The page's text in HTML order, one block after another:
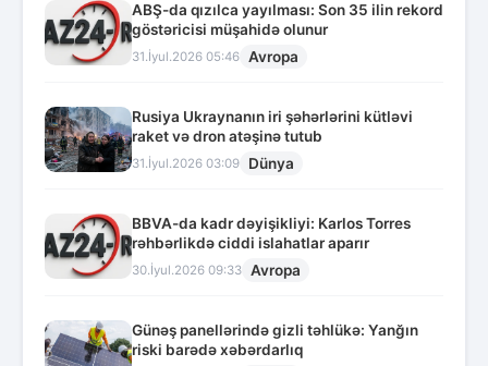
ABŞ-da qızılca yayılması: Son 35 ilin rekord
göstəricisi müşahidə olunur
31.İyul.2026 05:46 Avropa
Rusiya Ukraynanın iri şəhərlərini kütləvi
raket və dron atəşinə tutub
31.İyul.2026 03:09 Dünya
BBVA-da kadr dəyişikliyi: Karlos Torres
rəhbərlikdə ciddi islahatlar aparır
30.İyul.2026 09:33 Avropa
Günəş panellərində gizli təhlükə: Yanğın
riski barədə xəbərdarlıq